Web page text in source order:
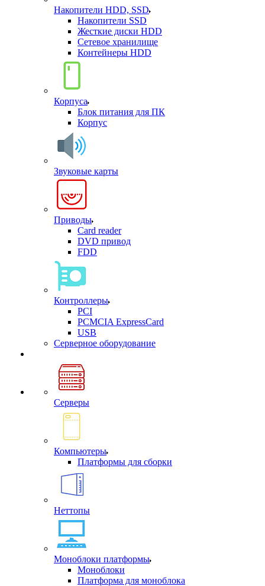
Накопители HDD, SSD
Накопители SSD
Жесткие диски HDD
Сетевое хранилище
Контейнеры HDD
Корпуса
Блок питания для ПК
Корпус
Звуковые карты
Приводы
Card reader
DVD привод
FDD
Контроллеры
PCI
PCMCIA ExpressCard
USB
Cерверное оборудование
Серверы
Компьютеры
Платформы для сборки
Неттопы
Моноблоки платформы
Моноблоки
Платформа для моноблока